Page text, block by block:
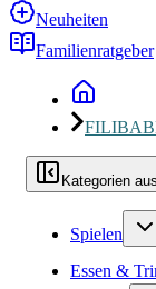
Neuheiten
Familienratgeber
Kategorien
Spielen
Essen &